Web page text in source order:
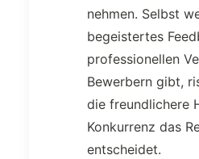
nehmen. Selbst
begeistertes
professionellen
Bewerbern gibt,
die freundlichere
Konkurrenz das
entscheidet.